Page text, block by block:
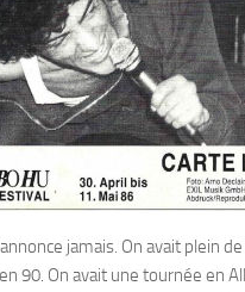
jamais. On avait plein
90. On avait une tournée en